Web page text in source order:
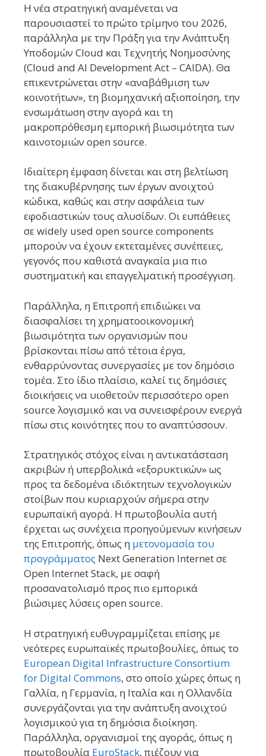
Η νέα στρατηγική αναμένεται να
παρουσιαστεί το πρώτο τρίμηνο του 2026,
παράλληλα με την Πράξη για την Ανάπτυξη
Υποδομών Cloud και Τεχνητής Νοημοσύνης
(Cloud and AI Development Act – CAIDA). Θα
επικεντρώνεται στην «αναβάθμιση των
κοινοτήτων», τη βιομηχανική αξιοποίηση, την
ενσωμάτωση στην αγορά και τη
μακροπρόθεσμη εμπορική βιωσιμότητα των
καινοτομιών open source.
Ιδιαίτερη έμφαση δίνεται και στη βελτίωση
της διακυβέρνησης των έργων ανοιχτού
κώδικα, καθώς και στην ασφάλεια των
εφοδιαστικών τους αλυσίδων. Οι ευπάθειες
σε widely used open source components
μπορούν να έχουν εκτεταμένες συνέπειες,
γεγονός που καθιστά αναγκαία μια πιο
συστηματική και επαγγελματική προσέγγιση.
Παράλληλα, η Επιτροπή επιδιώκει να
διασφαλίσει τη χρηματοοικονομική
βιωσιμότητα των οργανισμών που
βρίσκονται πίσω από τέτοια έργα,
ενθαρρύνοντας συνεργασίες με τον δημόσιο
τομέα. Στο ίδιο πλαίσιο, καλεί τις δημόσιες
διοικήσεις να υιοθετούν περισσότερο open
source λογισμικό και να συνεισφέρουν ενεργά
πίσω στις κοινότητες που το αναπτύσσουν.
Στρατηγικός στόχος είναι η αντικατάσταση
ακριβών ή υπερβολικά «εξορυκτικών» ως
προς τα δεδομένα ιδιόκτητων τεχνολογικών
στοίβων που κυριαρχούν σήμερα στην
ευρωπαϊκή αγορά. Η πρωτοβουλία αυτή
έρχεται ως συνέχεια προηγούμενων κινήσεων
της Επιτροπής, όπως η μετονομασία του
προγράμματος Next Generation Internet σε
Open Internet Stack, με σαφή
προσανατολισμό προς πιο εμπορικά
βιώσιμες λύσεις open source.
Η στρατηγική ευθυγραμμίζεται επίσης με
νεότερες ευρωπαϊκές πρωτοβουλίες, όπως το
European Digital Infrastructure Consortium
for Digital Commons, στο οποίο χώρες όπως η
Γαλλία, η Γερμανία, η Ιταλία και η Ολλανδία
συνεργάζονται για την ανάπτυξη ανοιχτού
λογισμικού για τη δημόσια διοίκηση.
Παράλληλα, οργανισμοί της αγοράς, όπως η
πρωτοβουλία EuroStack, πιέζουν για